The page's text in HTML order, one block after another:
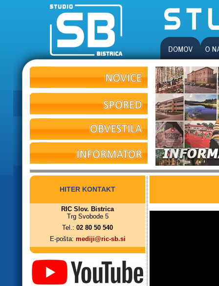
HITER KONTAKT
RIC Slov. Bistrica
Trg Svobode 5
Tel.: 02 80 50 540
E-pošta: mediji@ric-sb.si